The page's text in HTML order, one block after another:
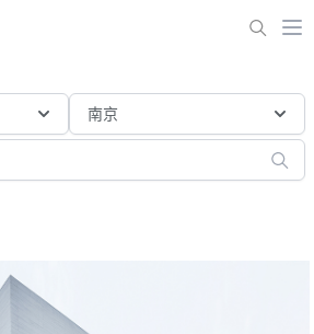
南京